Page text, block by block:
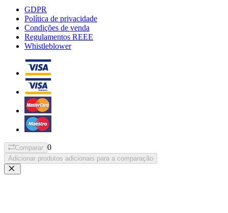
GDPR
Política de privacidade
Condições de venda
Regulamentos REEE
Whistleblower
Comparar 0
Adicionar produtos adicionais para a comparação